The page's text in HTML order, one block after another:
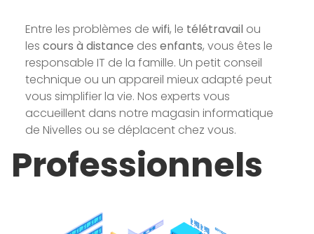
Entre les problèmes de wifi, le télétravail ou
les cours à distance des enfants, vous êtes le
responsable IT de la famille. Un petit conseil
technique ou un appareil mieux adapté peut
vous simplifier la vie. Nos experts vous
accueillent dans notre magasin informatique
de Nivelles ou se déplacent chez vous.
Professionnels